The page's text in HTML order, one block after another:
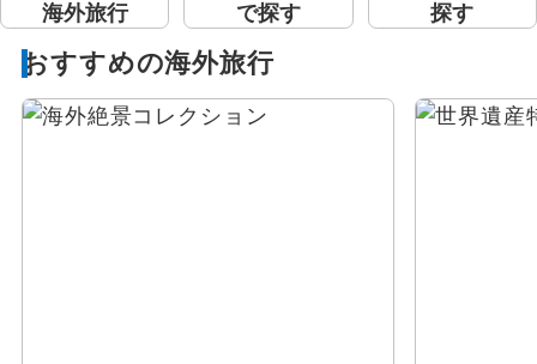
海外旅行
で探す
探す
おすすめの海外旅行